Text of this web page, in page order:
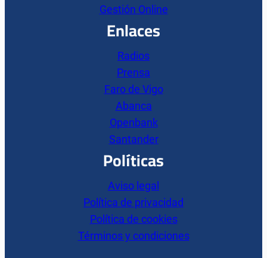
Gestión Online
Enlaces
Radios
Prensa
Faro de Vigo
Abanca
Openbank
Santander
Políticas
Aviso legal
Política de privacidad
Política de cookies
Términos y condiciones